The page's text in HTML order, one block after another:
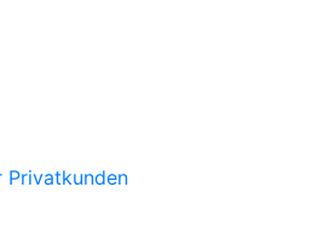
Privatkunden